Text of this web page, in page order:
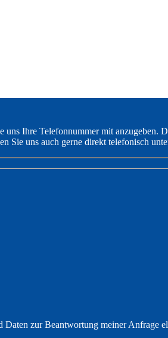
Ihre Telefonnummer mit anzugeben.
Sie uns auch gerne direkt telefonisch
zur Beantwortung meiner Anfrage